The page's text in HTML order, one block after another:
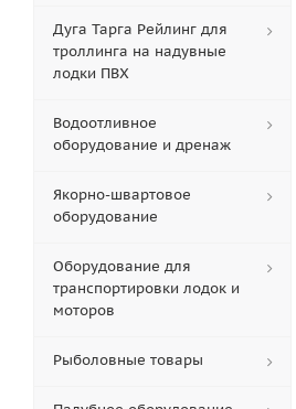
Дуга Тарга Рейлинг для
троллинга на надувные
лодки ПВХ
Водоотливное
оборудование и дренаж
Якорно-швартовое
оборудование
Оборудование для
транспортировки лодок и
моторов
Рыболовные товары